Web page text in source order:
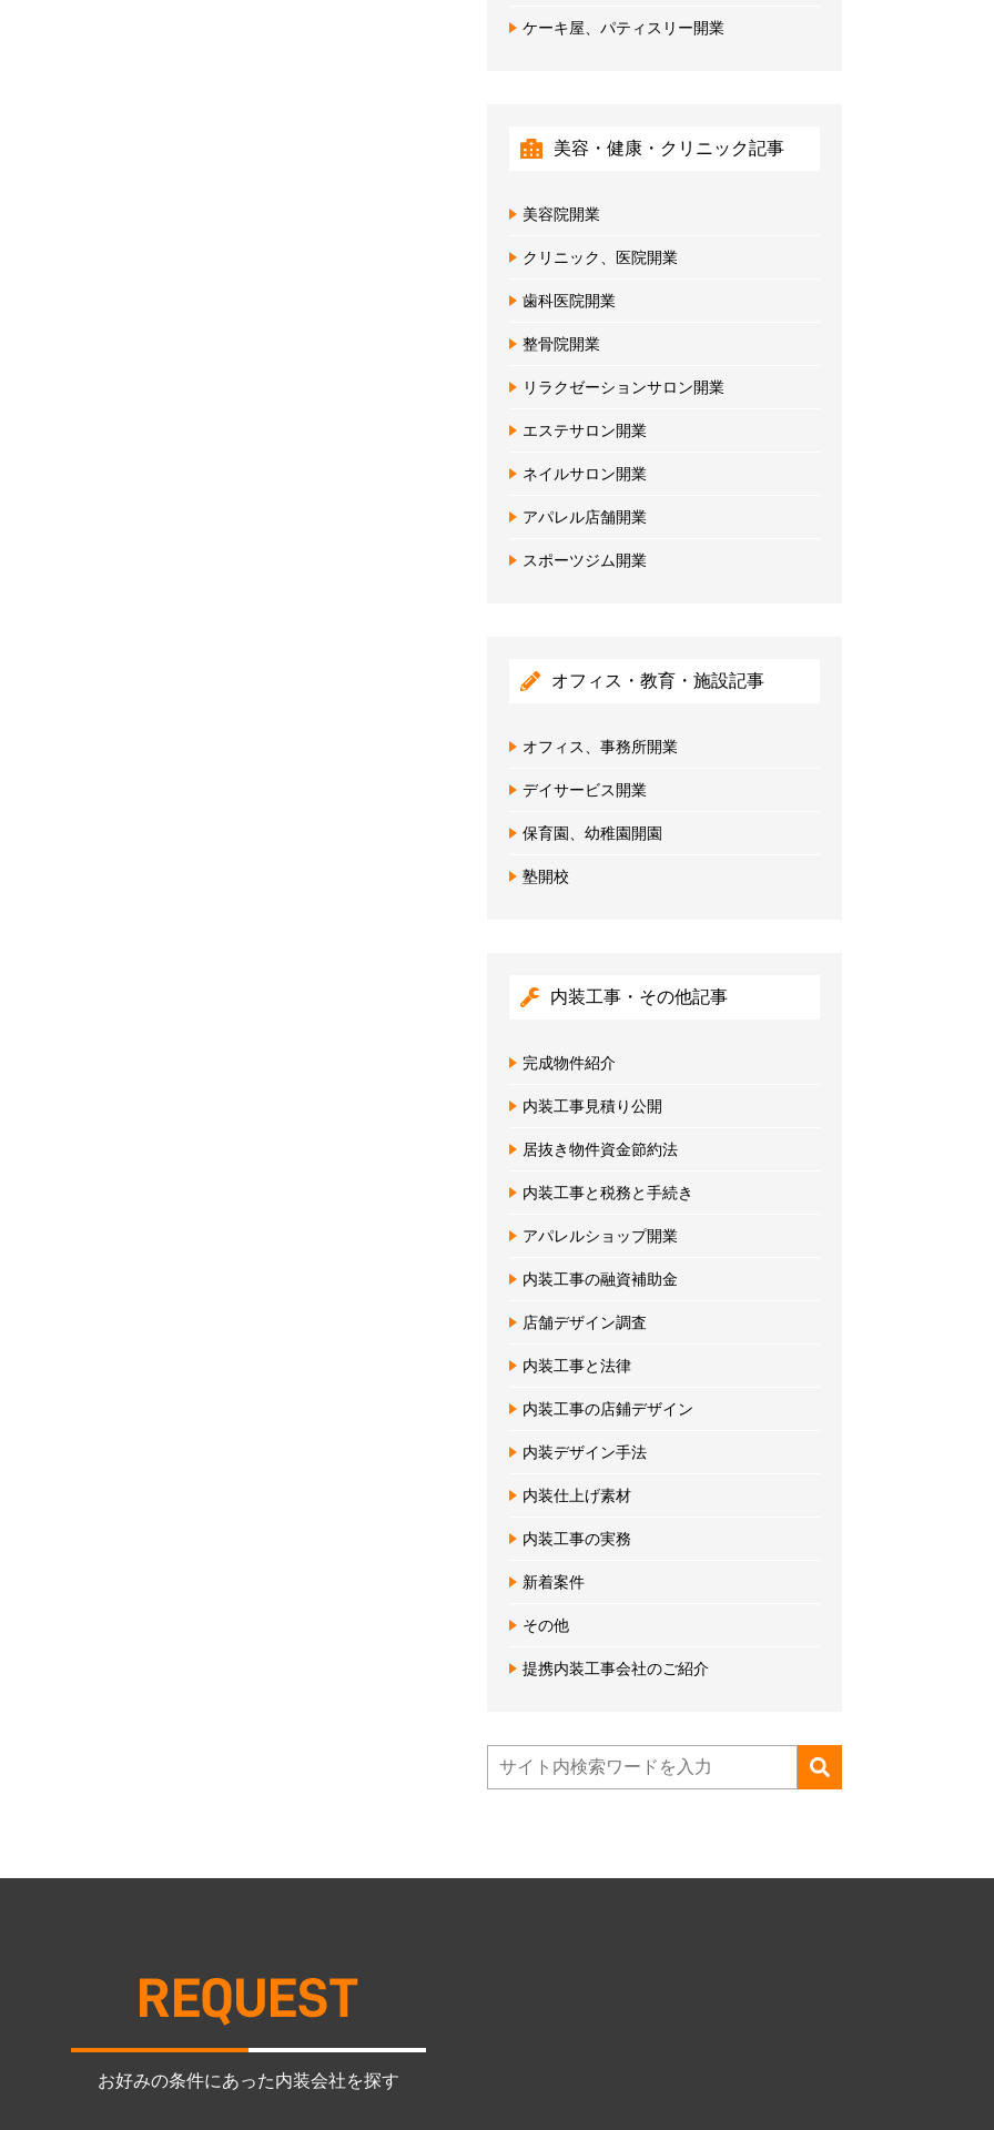
ケーキ屋、パティスリー開業
美容・健康・クリニック記事
美容院開業
クリニック、医院開業
歯科医院開業
整骨院開業
リラクゼーションサロン開業
エステサロン開業
ネイルサロン開業
アパレル店舗開業
スポーツジム開業
オフィス・教育・施設記事
オフィス、事務所開業
デイサービス開業
保育園、幼稚園開園
塾開校
内装工事・その他記事
完成物件紹介
内装工事見積り公開
居抜き物件資金節約法
内装工事と税務と手続き
アパレルショップ開業
内装工事の融資補助金
店舗デザイン調査
内装工事と法律
内装工事の店鋪デザイン
内装デザイン手法
内装仕上げ素材
内装工事の実務
新着案件
その他
提携内装工事会社のご紹介
お好みの条件にあった内装会社を探す